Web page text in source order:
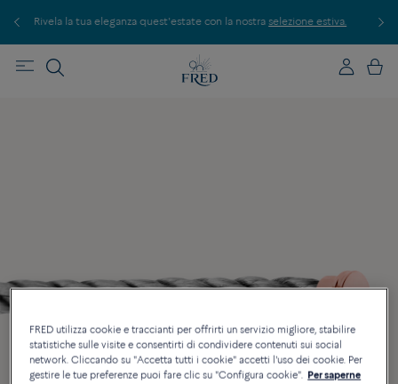
la tua eleganza quest'estate con la nostra selezione estiva. Scopri le nostre
FRED utilizza cookie e traccianti per offrirti un servizio migliore, stabilire
statistiche sulle visite e consentirti di condividere contenuti sui social
network. Cliccando su "Accetta tutti i cookie" accetti l'uso dei cookie. Per
gestire le tue preferenze puoi fare clic su "Configura cookie". Per saperne